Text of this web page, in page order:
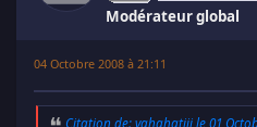
Modérateur global
04 Octobre 2008 à 21:11
Citation de: vahahatiii le 01